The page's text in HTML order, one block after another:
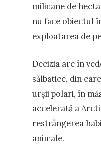
milioane de
nu face obiectul
exploatarea de
Decizia are în
sălbatice, din
urșii polari, în
accelerată a
restrângerea
animale.